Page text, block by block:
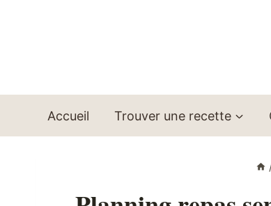
Accueil Trouver une recette